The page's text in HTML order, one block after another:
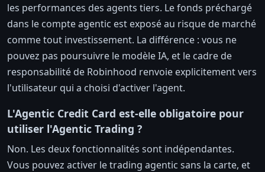
les performances des agents tiers. Le fonds préchargé
dans le compte agentic est exposé au risque de marché
comme tout investissement. La différence : vous ne
pouvez pas poursuivre le modèle IA, et le cadre de
responsabilité de Robinhood renvoie explicitement vers
l'utilisateur qui a choisi d'activer l'agent.
L'Agentic Credit Card est-elle obligatoire pour
utiliser l'Agentic Trading ?
Non. Les deux fonctionnalités sont indépendantes.
Vous pouvez activer le trading agentic sans la carte, et